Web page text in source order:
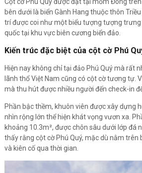
Cột cờ Phú Quý được đặt tại mỏm Đông
bên dưới là biển Gành Hang thuộc thôn
trí được coi như một biểu tượng tượng trưng
quốc tại khu vực biên cương biển đảo.
Kiến trúc đặc biệt của cột cờ Phú
Hiện nay không chỉ tại đảo Phú Quý mà rất
lãnh thổ Việt Nam cũng có cột cờ tương tự.
mà thu hút được nhiều người đến check-in
Phần bậc thềm, khuôn viên được xây dựng
nhìn rộng lớn thể hiện khát vọng vươn xa.
khoảng 10.3m², được chôn sâu dưới lớp đá
thấy rằng cột cờ Phú Quý, mặc dù nằm trên
và kiên cố qua thời gian.